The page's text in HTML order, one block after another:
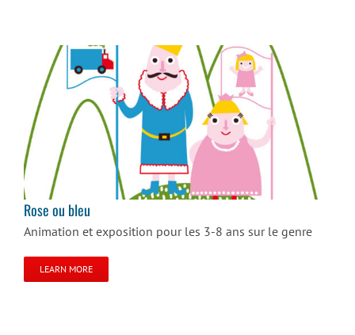
Rose ou bleu
Rose ou bleu
Animation et exposition pour les 3-8 ans sur le genre
LEARN MORE